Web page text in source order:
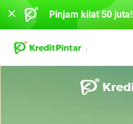
Pinjam kilat 50 juta!